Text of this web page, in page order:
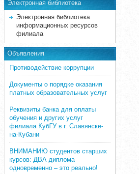
Электронная библиотека
Электронная библиотека
информационных ресурсов
филиала
Объявления
Противодействие коррупции
Документы о порядке оказания
платных образовательных услуг
Реквизиты банка для оплаты
обучения и других услуг
филиала КубГУ в г. Славянске-
на-Кубани
ВНИМАНИЮ студентов старших
курсов: ДВА диплома
одновременно – это реально!